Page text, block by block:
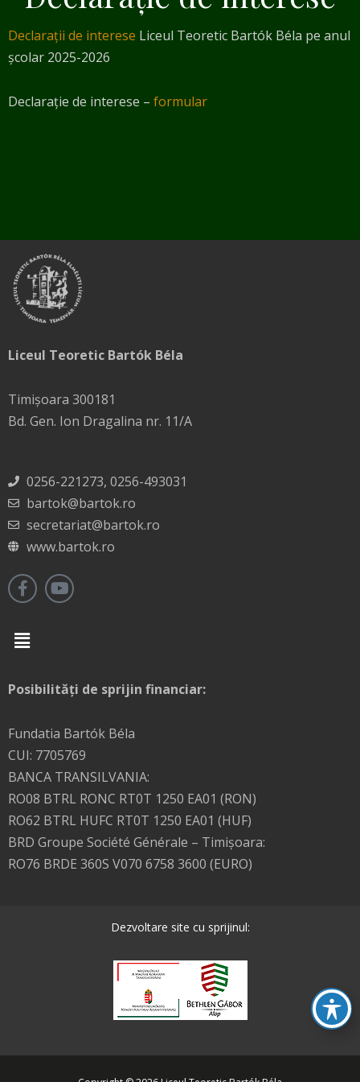
Declarații de interese Liceul Teoretic Bartók Béla pe anul
școlar 2025-2026
Declarație de interese – formular
Liceul Teoretic Bartók Béla
Timișoara 300181
Bd. Gen. Ion Dragalina nr. 11/A
0256-221273, 0256-493031
bartok@bartok.ro
secretariat@bartok.ro
www.bartok.ro
Menu
Posibilități de sprijin financiar:
Fundatia Bartók Béla
CUI: 7705769
BANCA TRANSILVANIA:
RO08 BTRL RONC RT0T 1250 EA01 (RON)
RO62 BTRL HUFC RT0T 1250 EA01 (HUF)
BRD Groupe Société Générale – Timişoara:
RO76 BRDE 360S V070 6758 3600 (EURO)
Dezvoltare site cu sprijinul: